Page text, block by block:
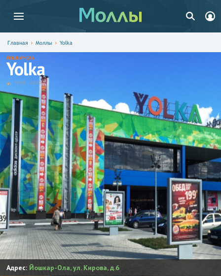
Главная Моллы Yolka
ЙОШКАР-ОЛА
Yolka
10:00 - 22:00
Адрес: Йошкар-Ола,ул. Кирова, д.6